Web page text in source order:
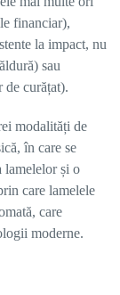
financiar),
la impact, nu
sau
de curățat).
modalități de
în care se
lamelelor și o
care lamelele
care
moderne.